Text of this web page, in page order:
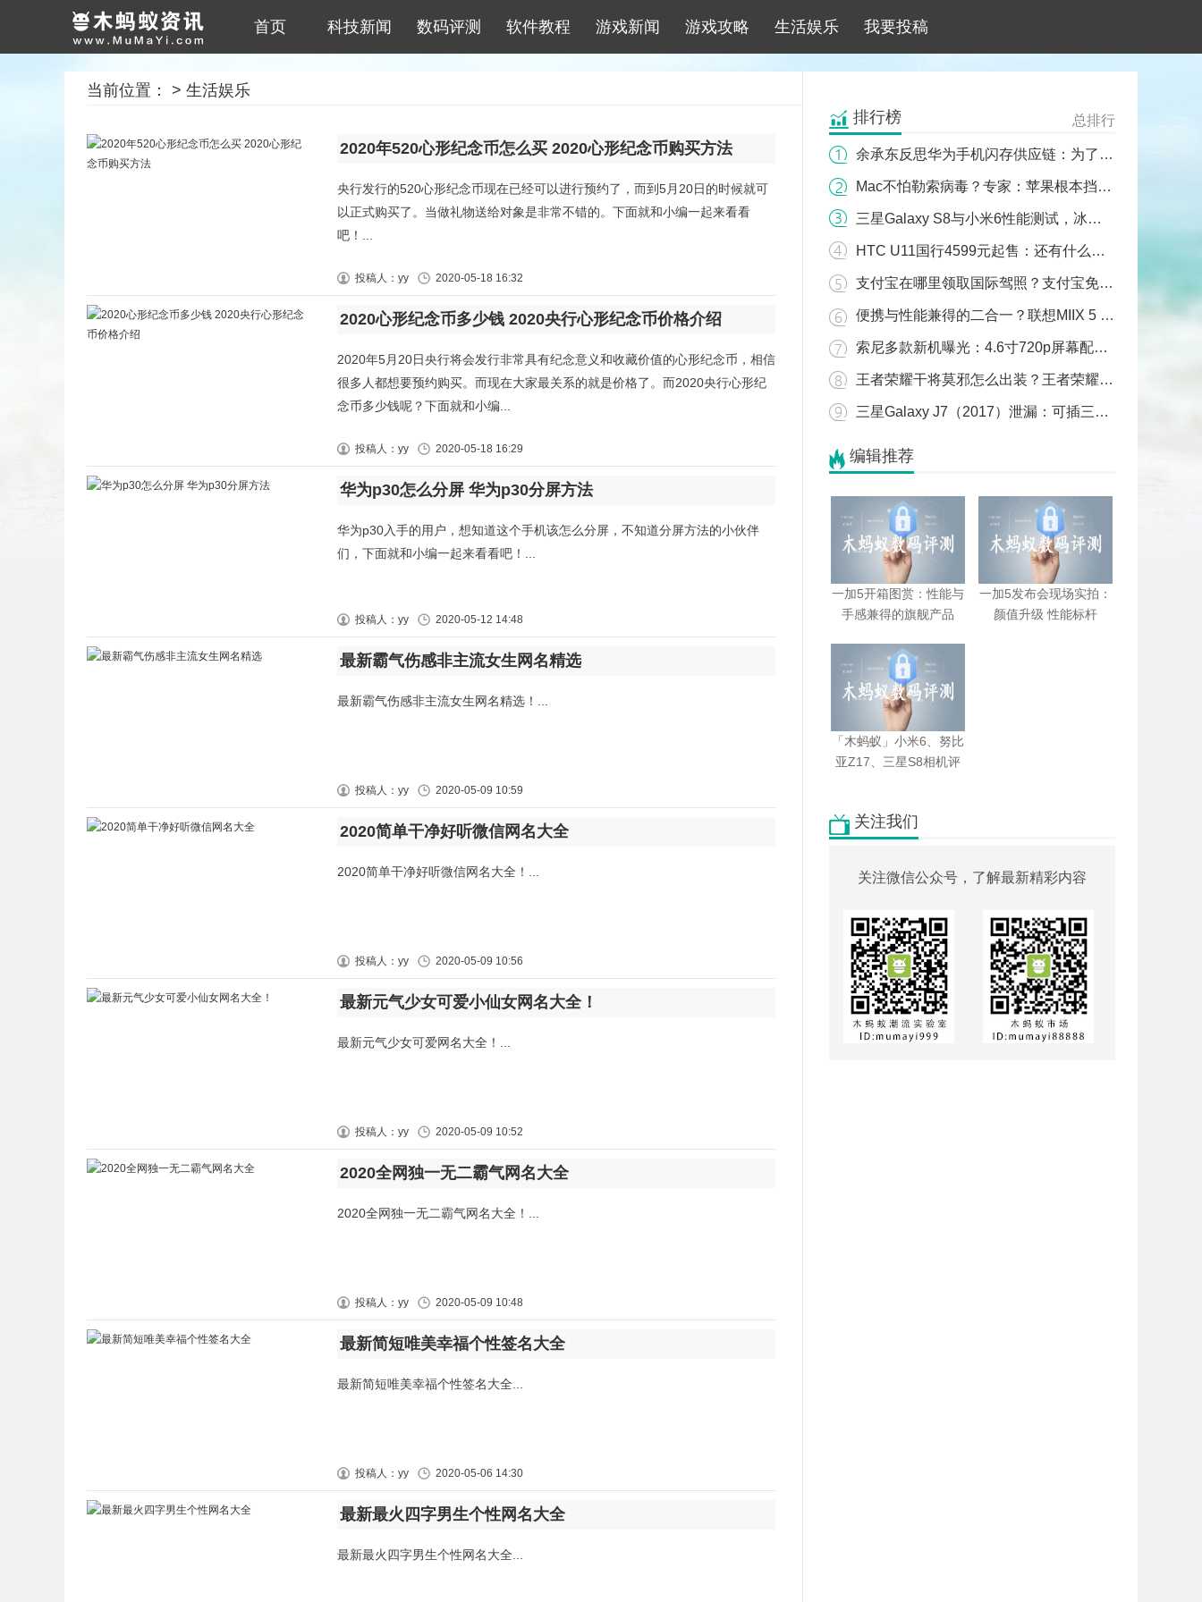
首页 科技新闻 数码评测 软件教程 游戏新闻 游戏攻略 生活娱乐 我要投稿
当前位置： > 生活娱乐
2020年520心形纪念币怎么买 2020心形纪念币购买方法
央行发行的520心形纪念币现在已经可以进行预约了，而到5月20日的时候就可
以正式购买了。当做礼物送给对象是非常不错的。下面就和小编一起来看看
吧！...
投稿人：yy 2020-05-18 16:32
2020心形纪念币多少钱 2020央行心形纪念币价格介绍
2020年5月20日央行将会发行非常具有纪念意义和收藏价值的心形纪念币，相信
很多人都想要预约购买。而现在大家最关系的就是价格了。而2020央行心形纪
念币多少钱呢？下面就和小编...
投稿人：yy 2020-05-18 16:29
华为p30怎么分屏 华为p30分屏方法
华为p30入手的用户，想知道这个手机该怎么分屏，不知道分屏方法的小伙伴
们，下面就和小编一起来看看吧！...
投稿人：yy 2020-05-12 14:48
最新霸气伤感非主流女生网名精选
最新霸气伤感非主流女生网名精选！...
投稿人：yy 2020-05-09 10:59
2020简单干净好听微信网名大全
2020简单干净好听微信网名大全！...
投稿人：yy 2020-05-09 10:56
最新元气少女可爱小仙女网名大全！
最新元气少女可爱网名大全！...
投稿人：yy 2020-05-09 10:52
2020全网独一无二霸气网名大全
2020全网独一无二霸气网名大全！...
投稿人：yy 2020-05-09 10:48
最新简短唯美幸福个性签名大全
最新简短唯美幸福个性签名大全...
投稿人：yy 2020-05-06 14:30
最新最火四字男生个性网名大全
最新最火四字男生个性网名大全...
总排行
排行榜
余承东反思华为手机闪存供应链：为了保证供货不为省钱
Mac不怕勒索病毒？专家：苹果根本挡不住
三星Galaxy S8与小米6性能测试，冰袋降温！
HTC U11国行4599元起售：还有什么理由不买？
支付宝在哪里领取国际驾照？支付宝免费领取国际驾照教程
便携与性能兼得的二合一？联想MIIX 5 Plus评测
索尼多款新机曝光：4.6寸720p屏幕配骁龙835
王者荣耀干将莫邪怎么出装？王者荣耀干将莫邪出装攻略大全
三星Galaxy J7（2017）泄漏：可插三张卡
编辑推荐
一加5开箱图赏：性能与
手感兼得的旗舰产品
一加5发布会现场实拍：
颜值升级 性能标杆
「木蚂蚁」小米6、努比
亚Z17、三星S8相机评
关注我们
关注微信公众号，了解最新精彩内容